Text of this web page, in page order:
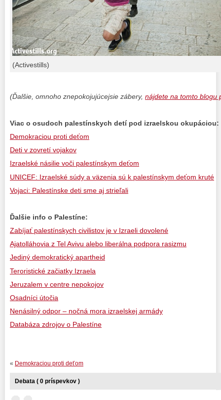
(Activestills)
(Ďalšie, omnoho znepokojujúcejsie zábery, nájdete na tomto blogu
Viac o osudoch palestínskych detí pod izraelskou okupáciou:
Demokraciou proti deťom
Deti v zovretí vojakov
Izraelské násilie voči palestínskym deťom
UNICEF: Izraelské súdy a väzenia sú k palestínskym deťom kruté
Vojaci: Palestínske deti sme aj strieľali
Ďalšie info o Palestíne:
Zabíjať palestínskych civilistov je v Izraeli dovolené
Ajatolláhovia z Tel Avivu alebo liberálna podpora rasizmu
Jediný demokratický apartheid
Teroristické začiatky Izraela
Jeruzalem v centre nepokojov
Osadníci útočia
Nenásilný odpor – nočná mora izraelskej armády
Databáza zdrojov o Palestíne
« Demokraciou proti deťom
Debata ( 0 príspevkov )